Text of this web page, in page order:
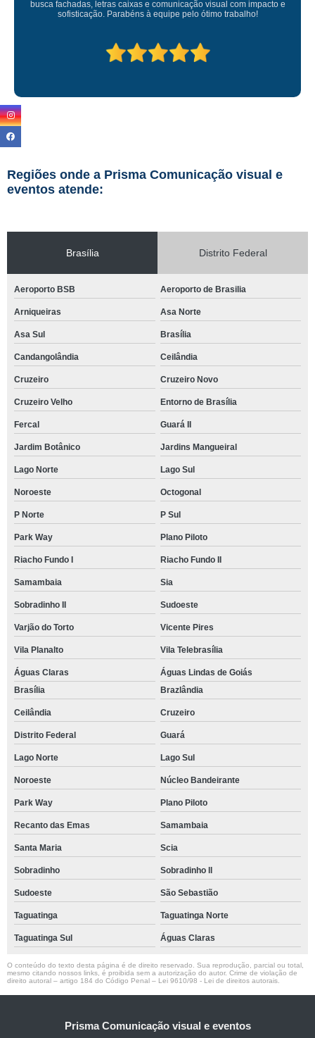
Regiões onde a Prisma Comunicação visual e
eventos atende:
Brasília Distrito Federal
Aeroporto BSB Aeroporto de Brasilia
Arniqueiras Asa Norte
Asa Sul Brasília
Candangolândia Ceilândia
Cruzeiro Cruzeiro Novo
Cruzeiro Velho Entorno de Brasília
Fercal Guará II
Jardim Botânico Jardins Mangueiral
Lago Norte Lago Sul
Noroeste Octogonal
P Norte P Sul
Park Way Plano Piloto
Riacho Fundo I Riacho Fundo II
Samambaia Sia
Sobradinho II Sudoeste
Varjão do Torto Vicente Pires
Vila Planalto Vila Telebrasília
Águas Claras
Águas Lindas de Goiás
Brasília
Brazlândia
Ceilândia Cruzeiro
Distrito Federal Guará
Lago Norte Lago Sul
Noroeste Núcleo Bandeirante
Park Way Plano Piloto
Recanto das Emas Samambaia
Santa Maria Scia
Sobradinho Sobradinho ll
Sudoeste São Sebastião
Taguatinga Taguatinga Norte
Taguatinga Sul Águas Claras
O conteúdo do texto desta página é de direito reservado. Sua reprodução, parcial ou total,
mesmo citando nossos links, é proibida sem a autorização do autor. Crime de violação de
direito autoral – artigo 184 do Código Penal – Lei 9610/98 - Lei de direitos autorais
Prisma Comunicação visual e eventos